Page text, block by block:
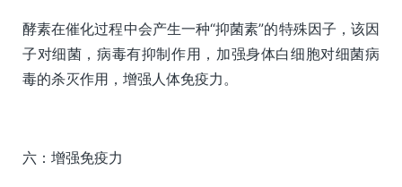
酵素在催化过程中会产生一种“抑菌素”的特殊因子，该因
子对细菌，病毒有抑制作用，加强身体白细胞对细菌病
毒的杀灭作用，增强人体免疫力。
六：增强免疫力